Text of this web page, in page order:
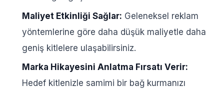
Maliyet Etkinliği Sağlar: Geleneksel reklam
yöntemlerine göre daha düşük maliyetle daha
geniş kitlelere ulaşabilirsiniz.
Marka Hikayesini Anlatma Fırsatı Verir:
Hedef kitlenizle samimi bir bağ kurmanızı